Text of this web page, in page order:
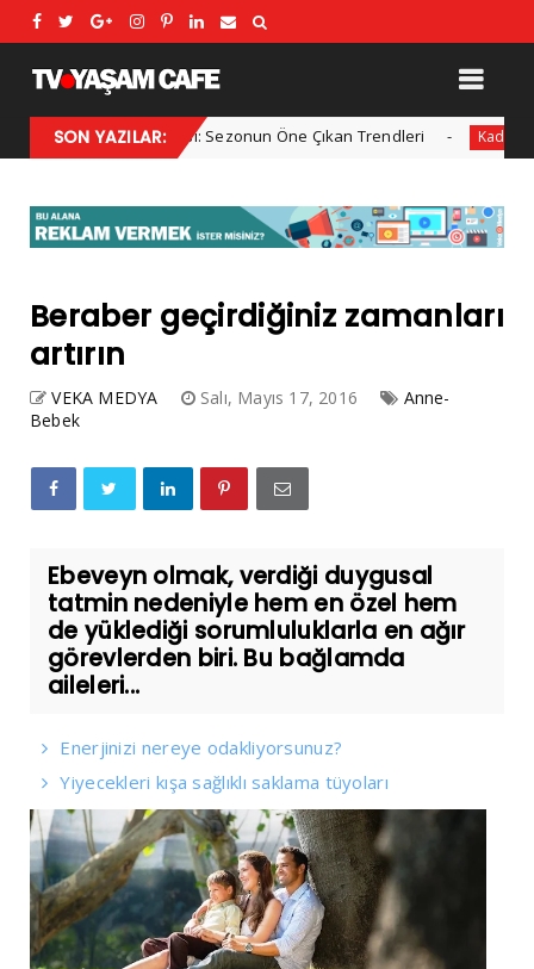
SON YAZILAR:
2025 Kış Modası: Sezonun Öne Çıkan Trendleri Kadın Her
Beraber geçirdiğiniz zamanları
artırın
VEKA MEDYA Salı, Mayıs 17, 2016
Anne-
Bebek
Ebeveyn olmak, verdiği duygusal
tatmin nedeniyle hem en özel hem
de yüklediği sorumluluklarla en ağır
görevlerden biri. Bu bağlamda
aileleri...
Enerjinizi nereye odakliyorsunuz?
Yiyecekleri kışa sağlıklı saklama tüyoları